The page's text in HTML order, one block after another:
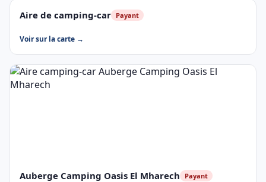
Aire de camping-car Payant
Voir sur la carte →
Auberge Camping Oasis El Mharech Payant